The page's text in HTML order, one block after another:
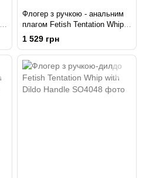
Флогер з ручкою - анальним
плагом Fetish Tentation Whip
with Plug Handle
1 529 грн